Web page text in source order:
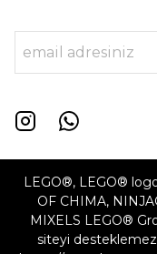
LEGO®, LEGO®
OF CHIMA,
MIXELS LEGO®
siteyi